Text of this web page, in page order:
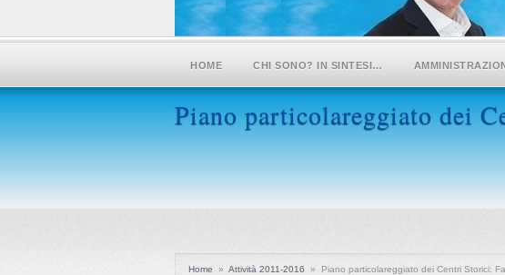
HOME CHI SONO? IN SINTESI…
Piano particolareggiato dei
Home » Attività 2011-2016 » Piano particolareggiato dei Centri Storici: